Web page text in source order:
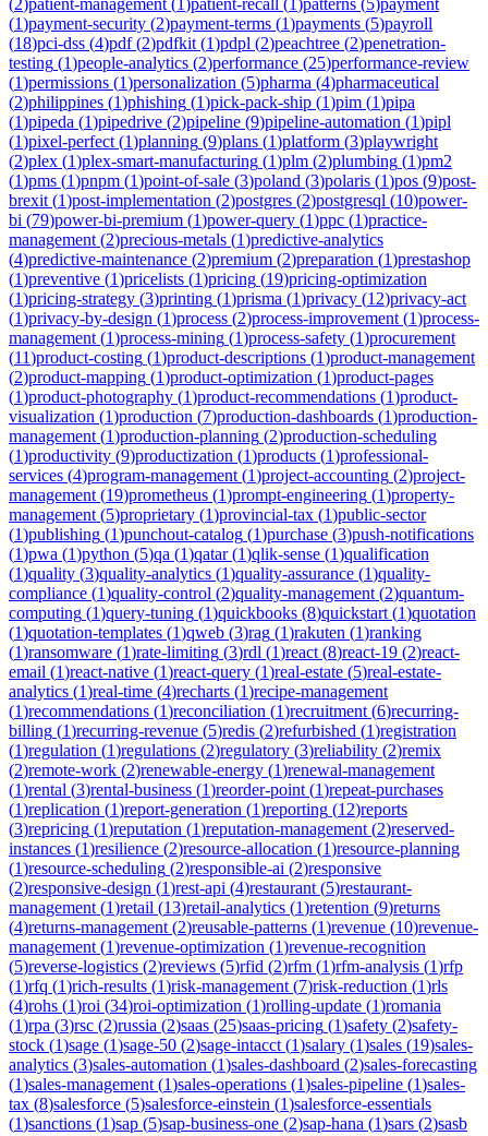
(1)payment-security (2)payment-terms (1)payments (5)payroll
(18)pci-dss (4)pdf(2)pdfkit (1)pdpl (2)peachtree (2)penetration-
testing (1)people-analytics (2)performance (25)performance-review
(1)permissions (1)personalization (5)pharma (4)pharmaceutical
(2)philippines (1)phishing (1)pick-pack-ship (1)pim (1)pipa
(1)pipeda (1)pipedrive (2)pipeline (9)pipeline-automation (1)pipl
(1)pixel-perfect (1)planning (9)plans (1)platform (3)playwright
(2)plex (1)plex-smart-manufacturing (1)plm (2)plumbing (1)pm2
(1)pms (1)pnpm (1)point-of-sale (3)poland (3)polaris (1)pos (9)post-
brexit (1)post-implementation (2)postgres (2)postgresql (10)power-
bi (79)power-bi-premium (1)power-query (1)ppc (1)practice-
management (2)precious-metals (1)predictive-analytics
(4)predictive-maintenance (2)premium (2)preparation (1)prestashop
(1)preventive (1)pricelists (1)pricing (19)pricing-optimization
(1)pricing-strategy (3)printing (1)prisma (1)privacy (12)privacy-act
(1)privacy-by-design (1)process (2)process-improvement (1)process-
management (1)process-mining (1)process-safety (1)procurement
(11)product-costing (1)product-descriptions (1)product-management
(2)product-mapping (1)product-optimization (1)product-pages
(1)product-photography (1)product-recommendations (1)product-
visualization (1)production (7)production-dashboards (1)production-
management (1)production-planning (2)production-scheduling
(1)productivity (9)productization (1)products (1)professional-
services (4)program-management (1)project-accounting (2)project-
management (19)prometheus (1)prompt-engineering (1)property-
management (5)proprietary (1)provincial-tax (1)public-sector
(1)publishing (1)punchout-catalog (1)purchase (3)push-notifications
(1)pwa (1)python (5)qa (1)qatar(1)qlik-sense (1)qualification
(1)quality (3)quality-analytics (1)quality-assurance (1)quality-
compliance (1)quality-control (2)quality-management (2)quantum-
computing (1)query-tuning (1)quickbooks (8)quickstart (1)quotation
(1)quotation-templates (1)qweb (3)rag (1)rakuten (1)ranking
(1)ransomware (1)rate-limiting (3)rdl (1)react (8)react-19 (2)react-
email (1)react-native (1)react-query (1)real-estate (5)real-estate-
analytics (1)real-time (4)recharts (1)recipe-management
(1)recommendations (1)reconciliation (1)recruitment (6)recurring-
billing (1)recurring-revenue (5)redis (2)refurbished (1)registration
(1)regulation (1)regulations (2)regulatory (3)reliability (2)remix
(2)remote-work (2)renewable-energy (1)renewal-management
(1)rental (3)rental-business (1)reorder-point (1)repeat-purchases
(1)replication (1)report-generation (1)reporting (12)reports
(3)repricing (1)reputation (1)reputation-management (2)reserved-
instances (1)resilience (2)resource-allocation (1)resource-planning
(1)resource-scheduling (2)responsible-ai (2)responsive
(2)responsive-design (1)rest-api (4)restaurant (5)restaurant-
management (1)retail (13)retail-analytics (1)retention (9)returns
(4)returns-management (2)reusable-patterns (1)revenue (10)revenue-
management (1)revenue-optimization (1)revenue-recognition
(5)reverse-logistics (2)reviews (5)rfid (2)rfm (1)rfm-analysis (1)rfp
(1)rfq (1)rich-results (1)risk-management (7)risk-reduction (1)rls
(4)rohs (1)roi (34)roi-optimization (1)rolling-update (1)romania
(1)rpa (3)rsc (2)russia (2)saas (25)saas-pricing (1)safety (2)safety-
stock (1)sage (1)sage-50 (2)sage-intacct (1)salary (1)sales (19)sales-
analytics (3)sales-automation (1)sales-dashboard (2)sales-forecasting
(1)sales-management (1)sales-operations (1)sales-pipeline (1)sales-
tax (8)salesforce (5)salesforce-einstein (1)salesforce-essentials
(1)sanctions (1)sap (5)sap-business-one (2)sap-hana (1)sars (2)sasb